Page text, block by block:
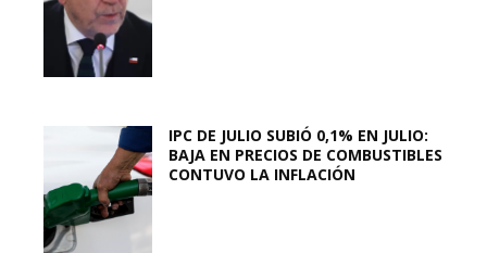
IPC DE JULIO SUBIÓ 0,1% EN JULIO:
BAJA EN PRECIOS DE COMBUSTIBLES
CONTUVO LA INFLACIÓN